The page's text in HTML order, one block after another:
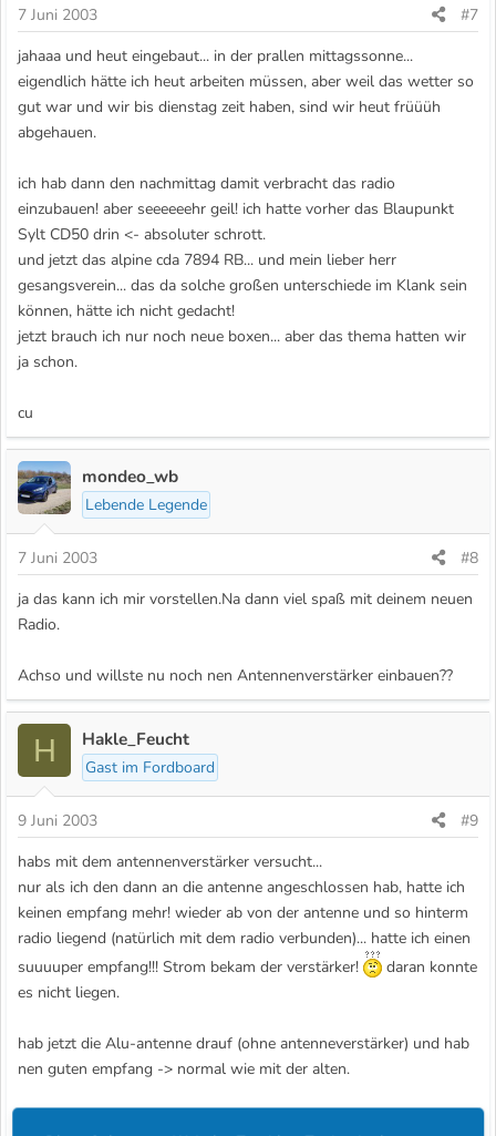
7 Juni 2003
#7
jahaaa und heut eingebaut... in der prallen mittagssonne...
eigendlich hätte ich heut arbeiten müssen, aber weil das wetter so
gut war und wir bis dienstag zeit haben, sind wir heut früüüh
abgehauen.
ich hab dann den nachmittag damit verbracht das radio
einzubauen! aber seeeeeehr geil! ich hatte vorher das Blaupunkt
Sylt CD50 drin <- absoluter schrott.
und jetzt das alpine cda 7894 RB... und mein lieber herr
gesangsverein... das da solche großen unterschiede im Klank sein
können, hätte ich nicht gedacht!
jetzt brauch ich nur noch neue boxen... aber das thema hatten wir
ja schon.
cu
mondeo_wb
Lebende Legende
7 Juni 2003
#8
ja das kann ich mir vorstellen.Na dann viel spaß mit deinem neuen
Radio.
Achso und willste nu noch nen Antennenverstärker einbauen??
H Hakle_Feucht
Gast im Fordboard
9 Juni 2003
#9
habs mit dem antennenverstärker versucht...
nur als ich den dann an die antenne angeschlossen hab, hatte ich
keinen empfang mehr! wieder ab von der antenne und so hinterm
radio liegend (natürlich mit dem radio verbunden)... hatte ich einen
suuuuper empfang!!! Strom bekam der verstärker!
daran konnte
es nicht liegen.
hab jetzt die Alu-antenne drauf (ohne antenneverstärker) und hab
nen guten empfang -> normal wie mit der alten.